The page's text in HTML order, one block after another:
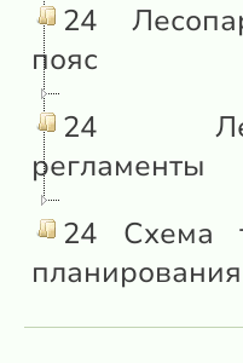
24
пояс
24
регламенты
24 Схема
планирования